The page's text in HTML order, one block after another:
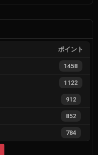
ポイント
1458
1122
912
852
784